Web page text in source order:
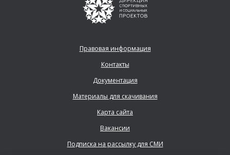
Правовая информация
Контакты
Документация
Материалы для скачивания
Карта сайта
Вакансии
Подписка на рассылку для СМИ